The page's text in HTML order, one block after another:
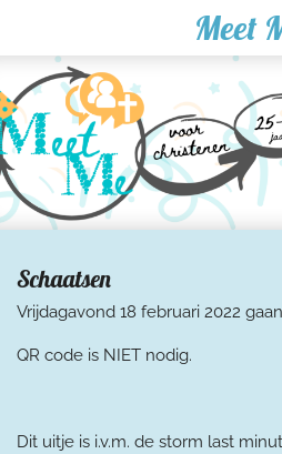
naar
de
hoofdinhoud
Meet
Schaatsen
Vrijdagavond 18 februari 2022
QR code is NIET nodig.
Dit uitje is i.v.m. de storm last